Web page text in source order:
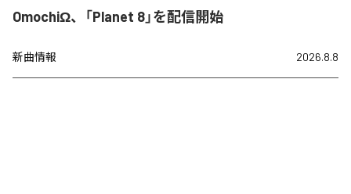
OmochiΩ、「Planet 8」を配信開始
新曲情報 2026.8.8